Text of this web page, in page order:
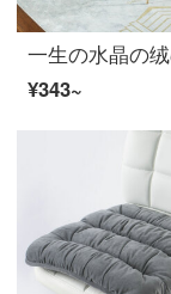
¥343~